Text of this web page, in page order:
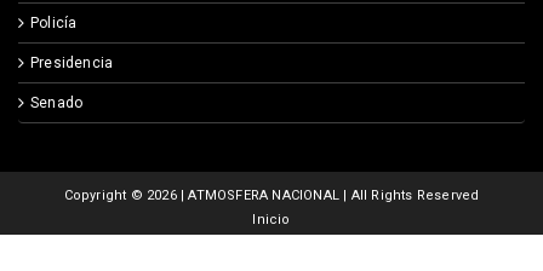
Policía
Presidencia
Senado
Copyright © 2026 | ATMOSFERA NACIONAL | All Rights Reserved
Inicio